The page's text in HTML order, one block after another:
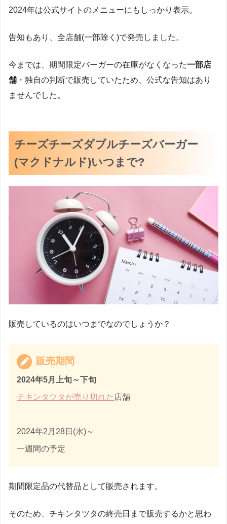
2024年は公式サイトのメニューにもしっかり表示。
告知もあり、全店舗(一部除く)で発売しました。
今までは、期間限定バーガーの在庫がなくなった一部店
舗 ・独自の判断で販売していたため、公式な告知はあり
ませんでした。
チーズチーズダブルチーズバーガー
(マクドナルド)いつまで?
販売しているのはいつまでなのでしょうか？
販売期間
2024年5月上旬～下旬
チキンタツタが売り切れた 店舗
2024年2月28日(水)～
一週間の予定
期間限定品の代替品として販売されます。
そのため、チキンタツタの終売日まで販売するかと思わ